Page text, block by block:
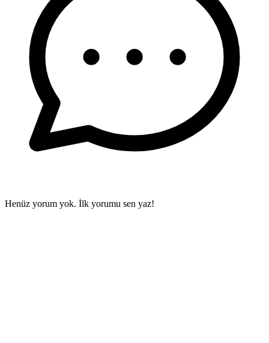
Henüz yorum yok. İlk yorumu sen yaz!